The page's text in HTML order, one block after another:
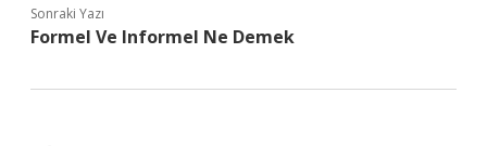
Sonraki Yazı
Formel Ve Informel Ne Demek